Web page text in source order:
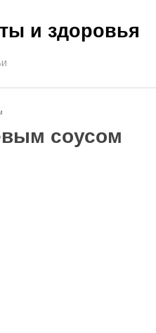
и здоровья
соусом